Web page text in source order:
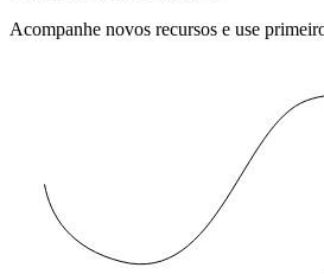
Acompanhe novos recursos e use